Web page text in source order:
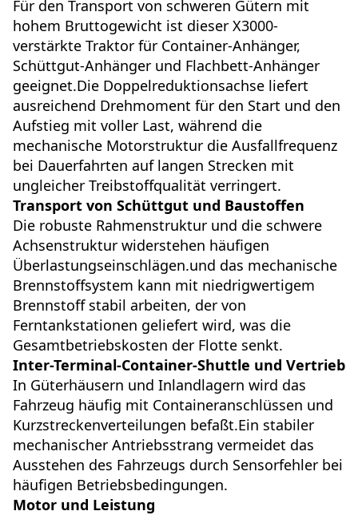
Für den Transport von schweren Gütern mit
hohem Bruttogewicht ist dieser X3000-
verstärkte Traktor für Container-Anhänger,
Schüttgut-Anhänger und Flachbett-Anhänger
geeignet.Die Doppelreduktionsachse liefert
ausreichend Drehmoment für den Start und den
Aufstieg mit voller Last, während die
mechanische Motorstruktur die Ausfallfrequenz
bei Dauerfahrten auf langen Strecken mit
ungleicher Treibstoffqualität verringert.
Transport von Schüttgut und Baustoffen
Die robuste Rahmenstruktur und die schwere
Achsenstruktur widerstehen häufigen
Überlastungseinschlägen.und das mechanische
Brennstoffsystem kann mit niedrigwertigem
Brennstoff stabil arbeiten, der von
Ferntankstationen geliefert wird, was die
Gesamtbetriebskosten der Flotte senkt.
Inter-Terminal-Container-Shuttle und Vertrieb
In Güterhäusern und Inlandlagern wird das
Fahrzeug häufig mit Containeranschlüssen und
Kurzstreckenverteilungen befaßt.Ein stabiler
mechanischer Antriebsstrang vermeidet das
Ausstehen des Fahrzeugs durch Sensorfehler bei
häufigen Betriebsbedingungen.
Motor und Leistung